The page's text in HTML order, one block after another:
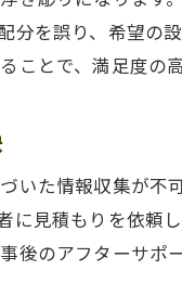
外構工事の感想
外構工事で実
外構工事の体
住みやすさを
外構工事の感想か
分を誤り、希望
とで、満足度の
いた情報収集が
に見積もりを依
後のアフターサポ
お気
お気